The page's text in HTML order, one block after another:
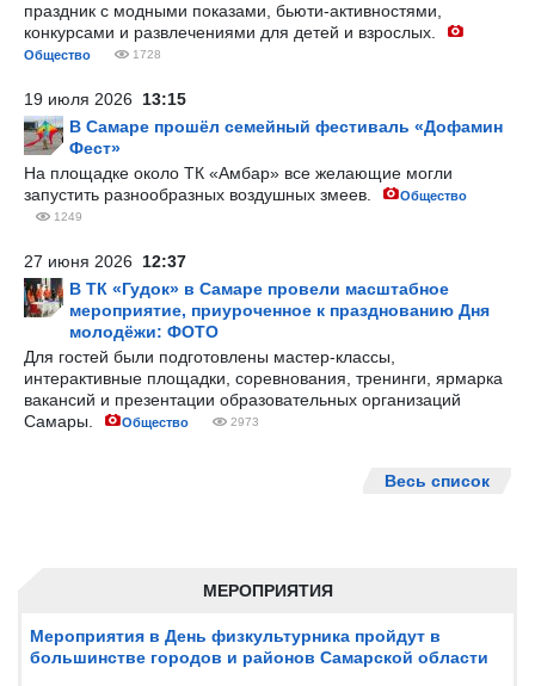
МЕРОПРИЯТИЯ
Мероприятия в День физкультурника пройдут в
большинстве городов и районов Самарской области
праздник с модными показами, бьюти-активностями,
конкурсами и развлечениями для детей и взрослых.
Общество 1728
19 июля 2026 13:15
В Самаре прошёл семейный фестиваль «Дофамин
Фест»
На площадке около ТК «Амбар» все желающие могли
запустить разнообразных воздушных змеев.
Общество
1249
27 июня 2026 12:37
В ТК «Гудок» в Самаре провели масштабное
мероприятие, приуроченное к празднованию Дня
молодёжи: ФОТО
Для гостей были подготовлены мастер-классы,
интерактивные площадки, соревнования, тренинги, ярмарка
вакансий и презентации образовательных организаций
Самары.
Общество 2973
Весь список